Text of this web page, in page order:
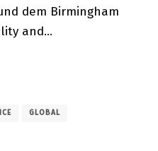
dem Birmingham
and…
GLOBAL